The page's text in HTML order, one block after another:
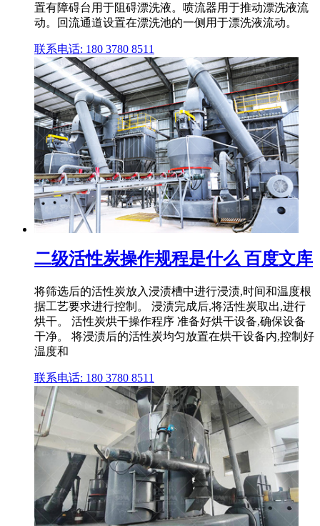
置有障碍台用于阻碍漂洗液。喷流器用于推动漂洗液流
动。回流通道设置在漂洗池的一侧用于漂洗液流动。
联系电话: 180 3780 8511
二级活性炭操作规程是什么 百度文库
将筛选后的活性炭放入浸渍槽中进行浸渍,时间和温度根
据工艺要求进行控制。 浸渍完成后,将活性炭取出,进行
烘干。 活性炭烘干操作程序 准备好烘干设备,确保设备
干净。 将浸渍后的活性炭均匀放置在烘干设备内,控制好
温度和
联系电话: 180 3780 8511